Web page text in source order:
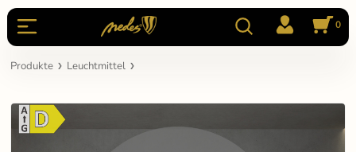
0
Produkte Leuchtmittel